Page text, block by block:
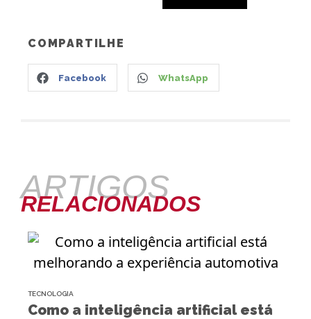
COMPARTILHE
Facebook WhatsApp
ARTIGOS
RELACIONADOS
TECNOLOGIA
Como a inteligência artificial está